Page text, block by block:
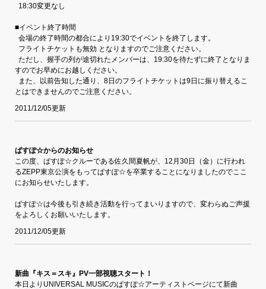
18:30変更なし
■イベント終了時間
会場の終了時間の都合により19:30でイベントを終了します。
フライトチケットも無効 となりますのでご注意ください。
ただし、握手の列が途切れたメンバーは、19:30を待たずに終了となりま
すのでお早めにお越しください。
また、以前告知した通り、8日のフライトチケットは9日に振り替えるこ
とはできませんのでご注意ください。
2011/12/05更新
ぱすぽ☆からのお知らせ
この度、ぱすぽ☆クルーである佐久間夏帆が、12月30日（金）に行われ
るZEPP東京公演をもってぱすぽ☆を卒業することになりましたのでここ
にお知らせいたします。
ぱすぽ☆は今後も引き続き活動を行ってまいりますので、変わらぬご声援
をよろしくお願いいたします。
2011/12/05更新
新曲『キス＝スキ』PV一部視聴スタート！
本日よりUNIVERSAL MUSICのぱすぽ☆アーティストページにて新曲